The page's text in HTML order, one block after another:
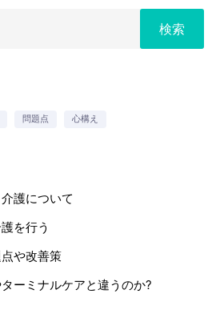
問題点 心構え
護について
を行う
や改善策
ーミナルケアと違うのか?